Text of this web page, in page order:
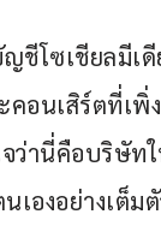
โซเชียลมีเดี
อนเสิร์ตที่เพิ่
ว่านี่คือบริษัท
เองอย่างเต็